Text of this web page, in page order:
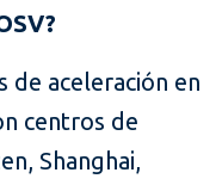
de aceleración en
centros de
Shanghai,